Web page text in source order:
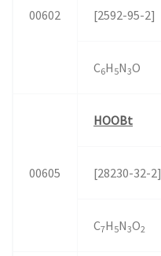
00602 [2592-95-2]
C6H 5N3O
00605
HOOBt
[28230-32-2]
C7H 5N3O2